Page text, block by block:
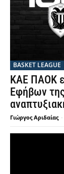
BASKET LEAGUE
ΚΑΕ ΠΑΟΚ
Εφήβων
Γιώργος Αριδαίας -